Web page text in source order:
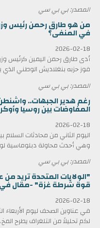
المصدر: بي بي سي
في المنفى؟
2026-02-18
فوز حزبه بنغلاديش الوطني الذي
المصدر: بي بي سي
رغم هدير الجبهات..
المفاوضات بين روسيا
2026-02-18
اليوم الثاني من محادثات السلام
وهي أحدث محاولة دبلوماسية
المصدر: بي بي سي
"الولايات المتحدة تريد
قوة شرطة غزة" -مقال في
2026-02-18
لكم تحليلاً من التلغراف يطرح